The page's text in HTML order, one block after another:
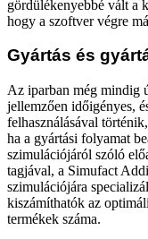
gördülékenyebbé vált a
hogy a szoftver végre
Gyártás és
Az iparban még mindig
jellemzően időigényes,
felhasználásával
ha a gyártási folyamat
szimulációjáról szóló
tagjával, a Simufact
szimulációjára
kiszámíthatók az
termékek száma.